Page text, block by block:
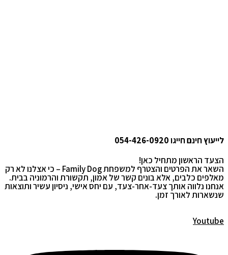
לייעוץ חינם חייגו054-426-0920
הצעד הראשון מתחיל כאן!
השאר את הפרטים והצטרף למשפחת Family Dog – כי אצלנו לא רק
מאלפים כלבים, אלא בונים קשר של אמון, תקשורת והרמוניה בבית.
אנחנו נלווה אותך צעד-אחר-צעד, עם יחס אישי, ניסיון עשיר ותוצאות
שנשארות לאורך זמן.
Youtube